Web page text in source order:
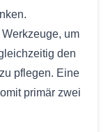
um
den
pflegen. Eine
primär zwei